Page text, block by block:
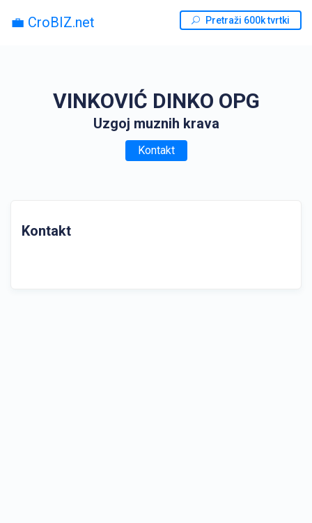
💼 CroBIZ.net Pretraži 600k tvrtki
VINKOVIĆ DINKO OPG
Uzgoj muznih krava
Kontakt
Kontakt